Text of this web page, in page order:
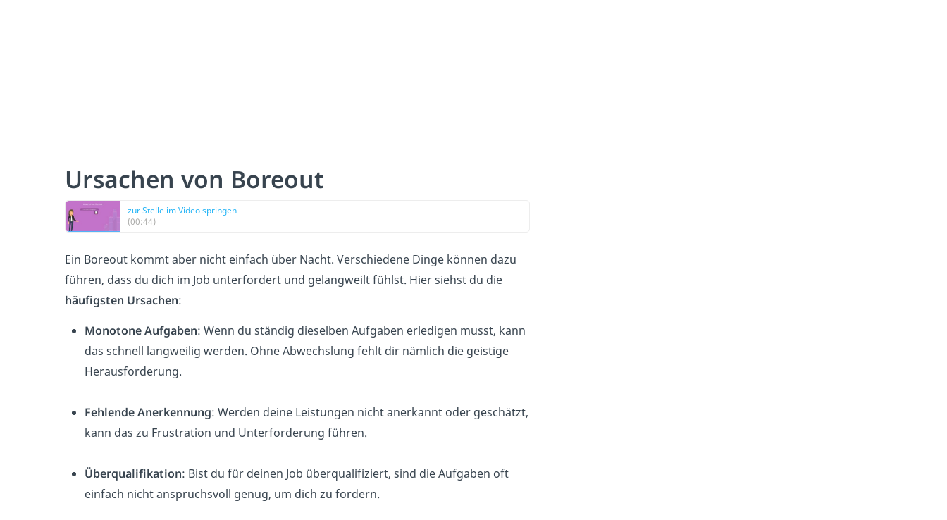
Ursachen von Boreout
zur Stelle im Video springen
(00:44)
Ein Boreout kommt aber nicht einfach über Nacht. Verschiedene Dinge können dazu
führen, dass du dich im Job unterfordert und gelangweilt fühlst. Hier siehst du die
häufigsten Ursachen:
Monotone Aufgaben: Wenn du ständig dieselben Aufgaben erledigen musst, kann
das schnell langweilig werden. Ohne Abwechslung fehlt dir nämlich die geistige
Herausforderung.
Fehlende Anerkennung: Werden deine Leistungen nicht anerkannt oder geschätzt,
kann das zu Frustration und Unterforderung führen.
Überqualifikation: Bist du für deinen Job überqualifiziert, sind die Aufgaben oft
einfach nicht anspruchsvoll genug, um dich zu fordern.